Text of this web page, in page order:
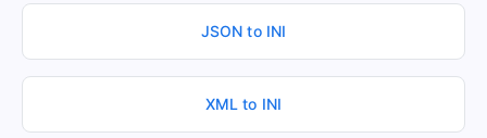
JSON to INI
XML to INI